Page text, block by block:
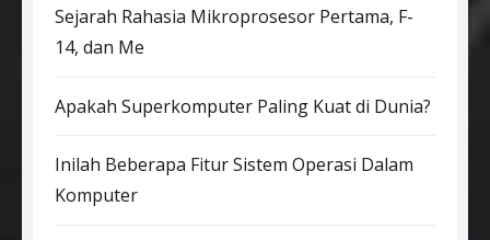
Sejarah Rahasia Mikroprosesor Pertama, F-
14, dan Me
Apakah Superkomputer Paling Kuat di Dunia?
Inilah Beberapa Fitur Sistem Operasi Dalam
Komputer